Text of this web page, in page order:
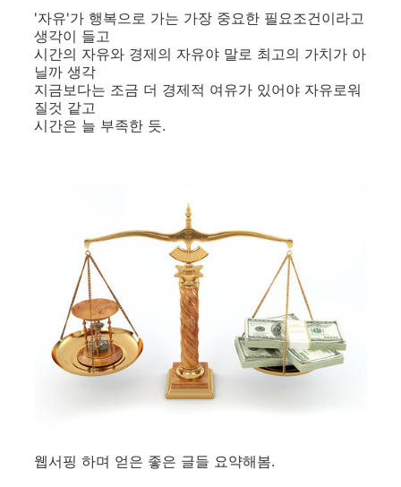
'자유'가 행복으로 가는 가장 중요한 필요조건이라고
생각이 들고
시간의 자유와 경제의 자유야 말로 최고의 가치가 아
닐까 생각
지금보다는 조금 더 경제적 여유가 있어야 자유로워
질것 같고
시간은 늘 부족한 듯.
웹서핑 하며 얻은 좋은 글들 요약해봄.